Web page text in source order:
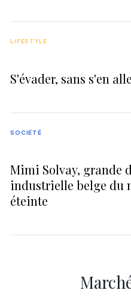
S'évader, sans s'en
LIFESTYLE
Mimi Solvay, grande
industrielle belge du
éteinte
SOCIÉTÉ